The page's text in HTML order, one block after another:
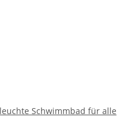
Schwimmbad für alle